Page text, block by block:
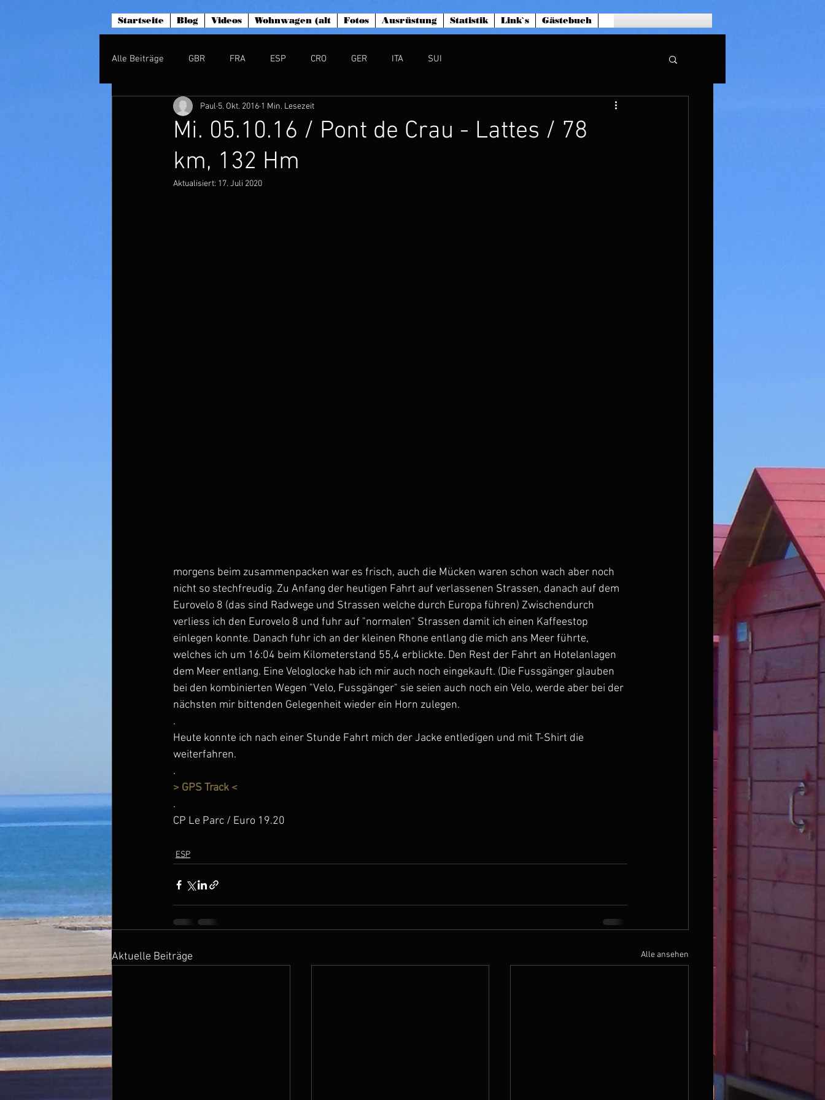
Startseite Blog Videos Wohnwagen (alt Fotos Ausrüstung Statistik Link`s Gästebuch
Alle Beiträge GBR FRA ESP CRO GER ITA SUI
Mi. 05.10.16 / Pont de Crau - Lattes / 78
km, 132 Hm
Paul 5. Okt. 2016 1 Min. Lesezeit
Aktualisiert: 17. Juli 2020
morgens beim zusammenpacken war es frisch, auch die Mücken waren schon wach aber noch
nicht so stechfreudig. Zu Anfang der heutigen Fahrt auf verlassenen Strassen, danach auf dem
Eurovelo 8 (das sind Radwege und Strassen welche durch Europa führen) Zwischendurch
verliess ich den Eurovelo 8 und fuhr auf "normalen" Strassen damit ich einen Kaffeestop
einlegen konnte. Danach fuhr ich an der kleinen Rhone entlang die mich ans Meer führte,
welches ich um 16:04 beim Kilometerstand 55,4 erblickte. Den Rest der Fahrt an Hotelanlagen
dem Meer entlang. Eine Veloglocke hab ich mir auch noch eingekauft. (Die Fussgänger glauben
bei den kombinierten Wegen "Velo, Fussgänger" sie seien auch noch ein Velo, werde aber bei der
nächsten mir bittenden Gelegenheit wieder ein Horn zulegen.
.
Heute konnte ich nach einer Stunde Fahrt mich der Jacke entledigen und mit T-Shirt die
weiterfahren.
.
> GPS Track <
.
CP Le Parc / Euro 19.20
ESP
Aktuelle Beiträge Alle ansehen